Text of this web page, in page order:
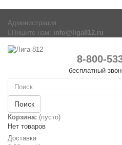
Администрация
Пишите нам: info@liga812.ru
8-800-
бесплатный
Поиск
Корзина: (пусто)
Нет товаров
Доставка